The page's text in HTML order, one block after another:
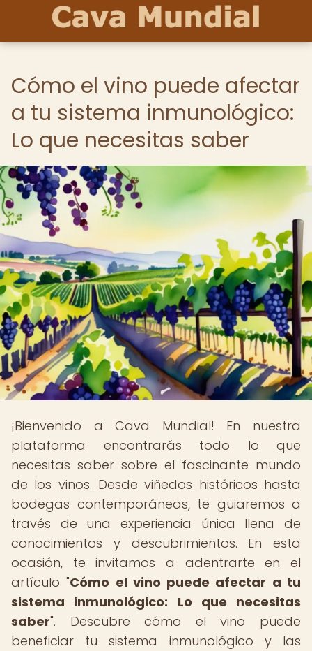
Cómo el vino puede afectar
a tu sistema inmunológico:
Lo que necesitas saber
¡Bienvenido a Cava Mundial! En nuestra
plataforma encontrarás todo lo que
necesitas saber sobre el fascinante mundo
de los vinos. Desde viñedos históricos hasta
bodegas contemporáneas, te guiaremos a
través de una experiencia única llena de
conocimientos y descubrimientos. En esta
ocasión, te invitamos a adentrarte en el
artículo "Cómo el vino puede afectar a tu
sistema inmunológico: Lo que necesitas
saber". Descubre cómo el vino puede
beneficiar tu sistema inmunológico y las